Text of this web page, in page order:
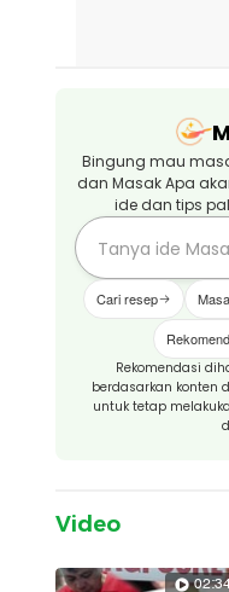
Bingung mau
dan Masak Apa
ide dan tips
Cari resep
Rekomendasi
berdasarkan konten
untuk tetap
Video